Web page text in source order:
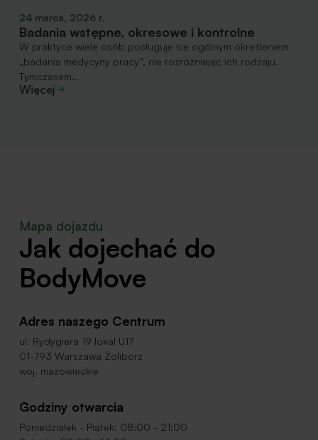
24 marca, 2026 r.
Badania wstępne, okresowe i kontrolne
W praktyce wiele osób posługuje się ogólnym określeniem
„badania medycyny pracy”, nie rozróżniając ich rodzaju.
Tymczasem…
Więcej
Mapa dojazdu
Jak dojechać do
BodyMove
Adres naszego Centrum
ul. Rydygiera 19 lokal U17
01-793 Warszawa Żoliborz
woj. mazowieckie
Godziny otwarcia
Poniedziałek - Piątek: 08:00 - 21:00